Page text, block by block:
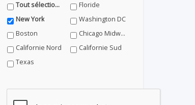
Tout sélectionner
Floride
New York
Washington DC
Boston
Chicago Midwest
Californie Nord
Californie Sud
Texas